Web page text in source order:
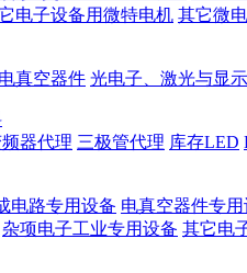
电子设备用微特电机 其它微
电真空器件 光电子、激光与显
器代理 三极管代理 库存LED
电路专用设备 电真空器件专用
杂项电子工业专用设备 其它电